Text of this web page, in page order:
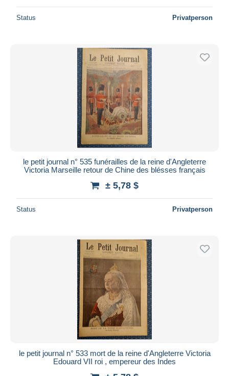
Status Privatperson
le petit journal n° 535 funérailles de la reine d'Angleterre
Victoria Marseille retour de Chine des blésses français
± 5,78 $
Status Privatperson
le petit journal n° 533 mort de la reine d'Angleterre Victoria
Edouard VII roi , empereur des Indes